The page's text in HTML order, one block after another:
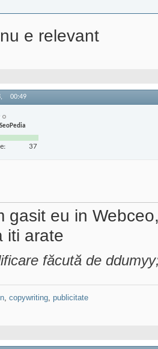
e relevant
00:49
37
gasit eu in
iti arate
făcută de
, copywriting, publicitate